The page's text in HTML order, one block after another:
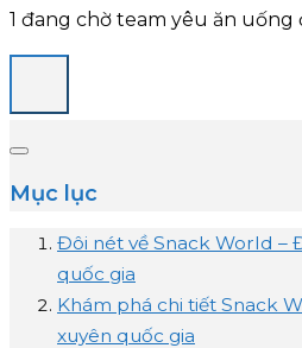
1 đang chờ team yêu ăn uống
Mục lục
Đôi nét về Snack World –
quốc gia
Khám phá chi tiết Snack
xuyên quốc gia